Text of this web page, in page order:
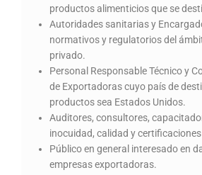
productos alimenticios que se
Autoridades sanitarias y
normativos y regulatorios del
privado.
Personal Responsable Técnico y
de Exportadoras cuyo país de
productos sea Estados Unidos.
Auditores, consultores,
inocuidad, calidad y
Público en general interesado en
empresas exportadoras.